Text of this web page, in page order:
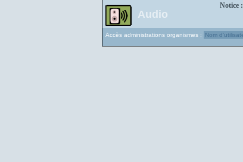
Audio
Notice :
Accès administrations organismes :